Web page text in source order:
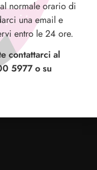
normale orario di
una email e
entro le 24 ore.
contattarci al
5977 o su